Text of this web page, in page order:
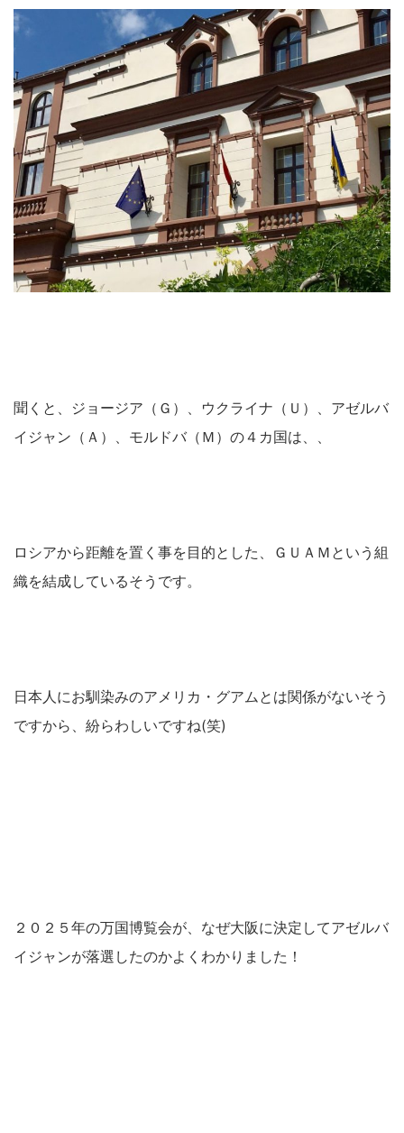
聞くと、ジョージア（Ｇ）、ウクライナ（Ｕ）、アゼルバ
イジャン（Ａ）、モルドバ（Ｍ）の４カ国は、、
ロシアから距離を置く事を目的とした、ＧＵＡＭという組
織を結成しているそうです。
日本人にお馴染みのアメリカ・グアムとは関係がないそう
ですから、紛らわしいですね(笑)
２０２５年の万国博覧会が、なぜ大阪に決定してアゼルバ
イジャンが落選したのかよくわかりました！